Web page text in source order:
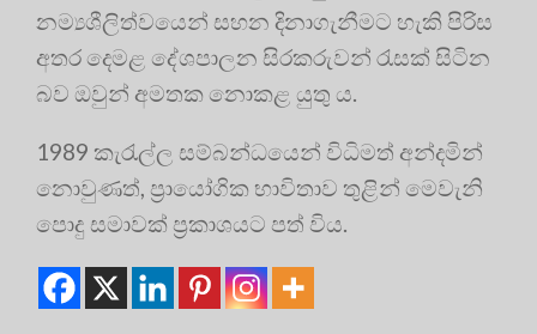
නම්‍යශීලිත්වයෙන් සහන දිනාගැනීමට හැකි පිරිස
අතර දෙමළ දේශපාලන සිරකරුවන් රැසක් සිටින
බව ඔවුන් අමතක නොකළ යුතු ය.
1989 කැරැල්ල සම්බන්ධයෙන් විධිමත් අන්දමින්
නොවුණත්, ප්‍රායෝගික භාවිතාව තුළින් මෙවැනි
පොදු සමාවක් ප්‍ර‍කාශයට පත් විය.